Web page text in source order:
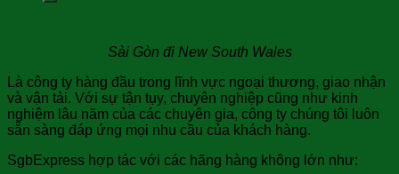
Sài Gòn đi New South Wales
Là công ty hàng đầu trong lĩnh vực ngoại thương, giao nhận
và vận tải. Với sự tận tụy, chuyên nghiệp cũng như kinh
nghiệm lâu năm của các chuyên gia, công ty chúng tôi luôn
sẵn sàng đáp ứng mọi nhu cầu của khách hàng.
SgbExpress hợp tác với các hãng hàng không lớn như: